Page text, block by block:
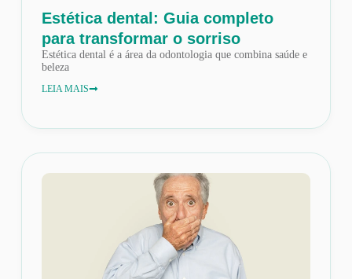
Estética dental: Guia completo
para transformar o sorriso
Estética dental é a área da odontologia que combina saúde e
beleza
LEIA MAIS